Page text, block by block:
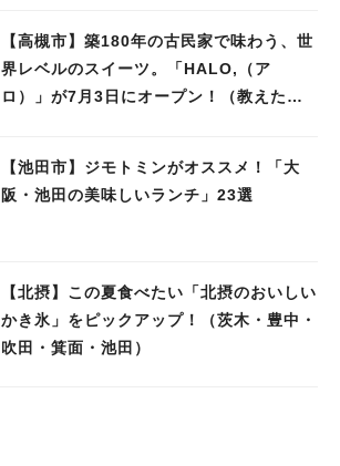
【高槻市】築180年の古民家で味わう、世
界レベルのスイーツ。「HALO,（ア
ロ）」が7月3日にオープン！（教えたい/
【池田市】ジモトミンがオススメ！「大
阪・池田の美味しいランチ」23選
【北摂】この夏食べたい「北摂のおいしい
かき氷」をピックアップ！（茨木・豊中・
吹田・箕面・池田）